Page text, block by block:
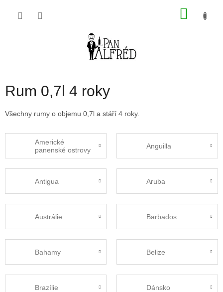
Rum 0,7l 4 roky
Všechny rumy o objemu 0,7l a stáří 4 roky.
Americké
panenské ostrovy
Anguilla
Antigua Aruba
Austrálie Barbados
Bahamy Belize
Brazílie Dánsko